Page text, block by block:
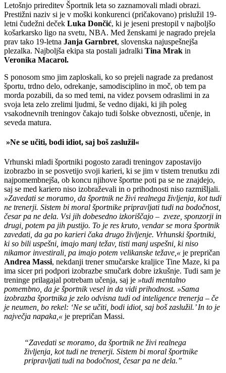
Letošnjo prireditev Športnik leta so zaznamovali mladi obrazi.
Prestižni naziv si je v moški konkurenci (pričakovano) prislužil 19-
letni čudežni deček Luka Dončić, ki je jeseni prestopil v najboljšo
košarkarsko ligo na svetu, NBA. Med ženskami je nagrado prejela
prav tako 19-letna Janja Garnbret, slovenska najuspešnejša
plezalka. Najboljša ekipa sta postali jadralki Tina Mrak in
Veronika Macarol.
S ponosom smo jim zaploskali, ko so prejeli nagrade za predanost
športu, trdno delo, odrekanje, samodisciplino in moč, ob tem pa
morda pozabili, da so med temi, na videz povsem odraslimi in za
svoja leta zelo zrelimi ljudmi, še vedno dijaki, ki jih poleg
vsakodnevnih treningov čakajo tudi šolske obveznosti, učenje, in
seveda matura.
»Ne se učiti, bodi idiot, saj boš zaslužil«
Vrhunski mladi športniki pogosto zaradi treningov zapostavijo
izobrazbo in se posvetijo svoji karieri, ki se jim v tistem trenutku zdi
najpomembnejša, ob koncu njihove športne poti pa se ne znajdejo,
saj se med kariero niso izobraževali in o prihodnosti niso razmišljali.
»Zavedati se moramo, da športnik ne živi realnega življenja, kot tudi
ne trenerji. Sistem bi moral športnike pripravljati tudi na bodočnost,
česar pa ne dela. Vsi jih dobesedno izkoriščajo – zveze, sponzorji in
drugi, potem pa jih pustijo. To je res kruto, vendar se mora športnik
zavedati, da ga po karieri čaka drugo življenje. Vrhunski športniki,
ki so bili uspešni, imajo manj težav, tisti manj uspešni, ki niso
nikamor investirali, pa imajo potem velikanske težave,« je prepričan
Andrea Massi, nekdanji trener smučarske kraljice Tine Maze, ki pa
ima sicer pri podpori izobrazbe smučark dobre izkušnje. Tudi sam je
treninge prilagajal potrebam učenja, saj je »tudi mentalno
pomembno, da je športnik vesel in da vidi prihodnost. »Sama
izobrazba športnika je zelo odvisna tudi od inteligence trenerja – če
je neumen, bo rekel: ‘Ne se učiti, bodi idiot, saj boš zaslužil.’ In to je
največja napaka,« je prepričan Massi.
“Zavedati se moramo, da športnik ne živi realnega
življenja, kot tudi ne trenerji. Sistem bi moral športnike
pripravljati tudi na bodočnost, česar pa ne dela.”